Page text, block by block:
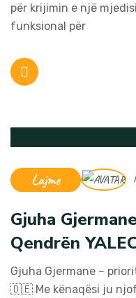
për krijimin e një
funksional për
Lajme
Gjuha
Qendrën
Gjuha Gjermane –
🇩🇪 Me kënaqësi ju